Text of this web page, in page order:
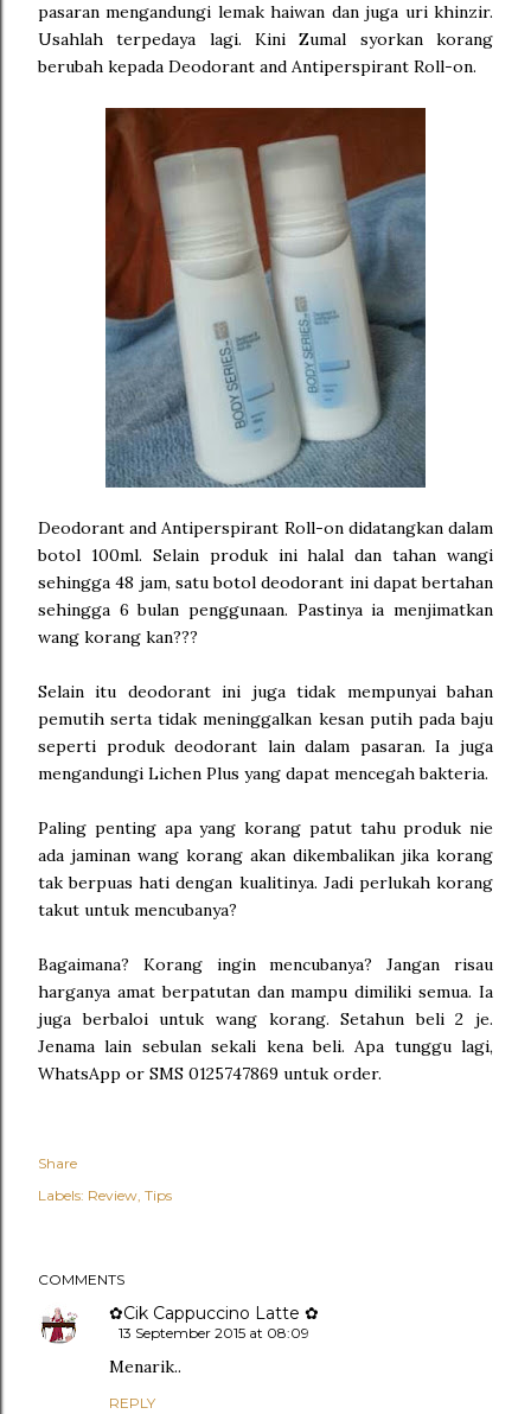
pasaran mengandungi lemak haiwan dan juga uri khinzir.
Usahlah terpedaya lagi. Kini Zumal syorkan korang
berubah kepada Deodorant and Antiperspirant Roll-on.
Deodorant and Antiperspirant Roll-on didatangkan dalam
botol 100ml. Selain produk ini halal dan tahan wangi
sehingga 48 jam, satu botol deodorant ini dapat bertahan
sehingga 6 bulan penggunaan. Pastinya ia menjimatkan
wang korang kan???
Selain itu deodorant ini juga tidak mempunyai bahan
pemutih serta tidak meninggalkan kesan putih pada baju
seperti produk deodorant lain dalam pasaran. Ia juga
mengandungi Lichen Plus yang dapat mencegah bakteria.
Paling penting apa yang korang patut tahu produk nie
ada jaminan wang korang akan dikembalikan jika korang
tak berpuas hati dengan kualitinya. Jadi perlukah korang
takut untuk mencubanya?
Bagaimana? Korang ingin mencubanya? Jangan risau
harganya amat berpatutan dan mampu dimiliki semua. Ia
juga berbaloi untuk wang korang. Setahun beli 2 je.
Jenama lain sebulan sekali kena beli. Apa tunggu lagi,
WhatsApp or SMS 0125747869 untuk order.
Share
Labels: Review Tips
COMMENTS
✿Cik Cappuccino Latte ✿
13 September 2015 at 08:09
Menarik..
REPLY